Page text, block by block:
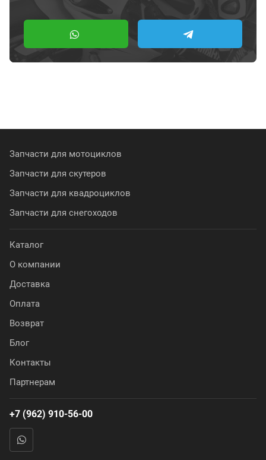
Запчасти для мотоциклов
Запчасти для скутеров
Запчасти для квадроциклов
Запчасти для снегоходов
Каталог
О компании
Доставка
Оплата
Возврат
Блог
Контакты
Партнерам
+7 (962) 910-56-00